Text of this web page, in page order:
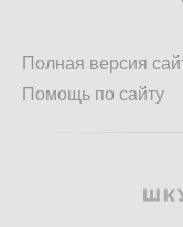
Полная версия
Помощь по сайту